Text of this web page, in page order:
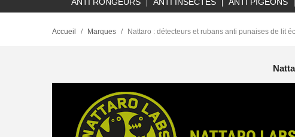
Accueil Marques Nattaro : détecteurs et rubans anti punaises de lit